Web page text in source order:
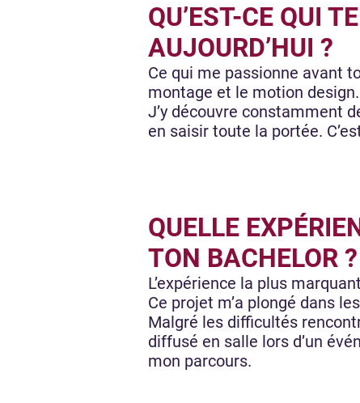
QU’EST-CE QUI
AUJOURD’HUI ?
Ce qui me passionne avant
montage et le motion
J’y découvre constamment
en saisir toute la portée.
QUELLE
TON BACHELOR ?
L’expérience la plus
Ce projet m’a plongé dans
Malgré les difficultés
diffusé en salle lors d’un
mon parcours.